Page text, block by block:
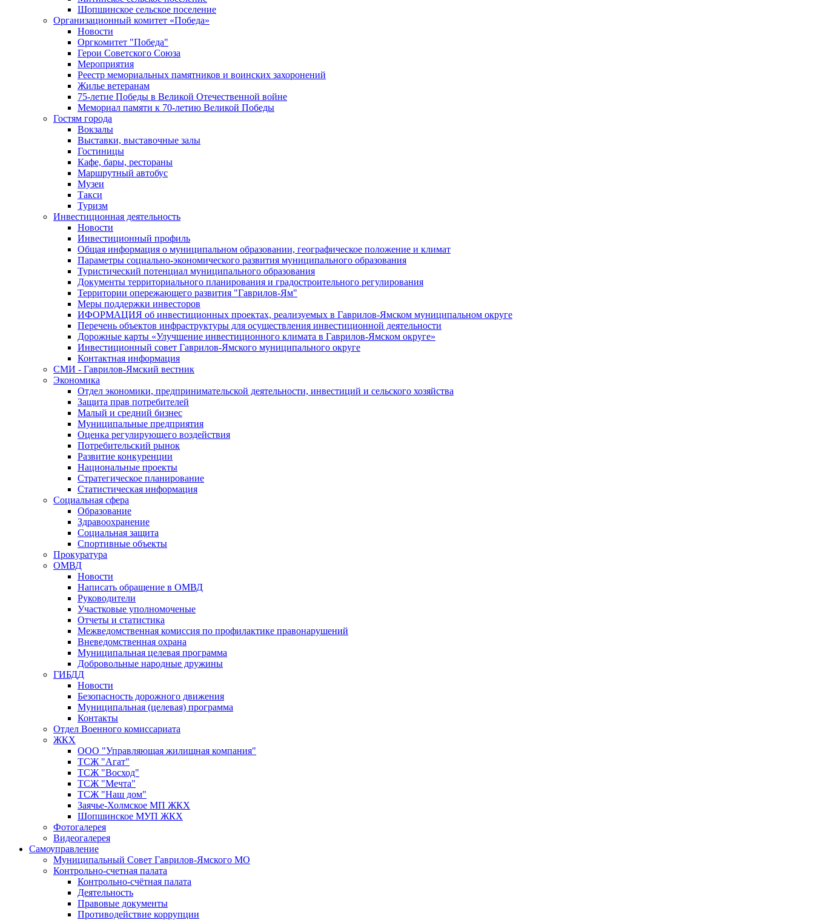
Шопшинское сельское поселение
Организационный комитет «Победа»
Новости
Оргкомитет "Победа"
Герои Советского Союза
Мероприятия
Реестр мемориальных памятников и воинских захоронений
Жилье ветеранам
75-летие Победы в Великой Отечественной войне
Мемориал памяти к 70-летию Великой Победы
Гостям города
Вокзалы
Выставки, выставочные залы
Гостиницы
Кафе, бары, рестораны
Маршрутный автобус
Музеи
Такси
Туризм
Инвестиционная деятельность
Новости
Инвестиционный профиль
Общая информация о муниципальном образовании, географическое положение и климат
Параметры социально-экономического развития муниципального образования
Туристический потенциал муниципального образования
Документы территориального планирования и градостроительного регулирования
Территории опережающего развития "Гаврилов-Ям"
Меры поддержки инвесторов
ИФОРМАЦИЯ об инвестиционных проектах, реализуемых в Гаврилов-Ямском муниципальном округе
Перечень объектов инфраструктуры для осуществления инвестиционной деятельности
Дорожные карты «Улучшение инвестиционного климата в Гаврилов-Ямском округе»
Инвестиционный совет Гаврилов-Ямского муниципального округе
Контактная информация
СМИ - Гаврилов-Ямский вестник
Экономика
Отдел экономики, предпринимательской деятельности, инвестиций и сельского хозяйства
Защита прав потребителей
Малый и средний бизнес
Муниципальные предприятия
Оценка регулирующего воздействия
Потребительский рынок
Развитие конкуренции
Национальные проекты
Стратегическое планирование
Статистическая информация
Социальная сфера
Образование
Здравоохранение
Социальная защита
Спортивные объекты
Прокуратура
ОМВД
Новости
Написать обращение в ОМВД
Руководители
Участковые уполномоченые
Отчеты и статистика
Межведомственная комиссия по профилактике правонарушений
Вневедомственная охрана
Муниципальная целевая программа
Добровольные народные дружины
ГИБДД
Новости
Безопасность дорожного движения
Муниципальная (целевая) программа
Контакты
Отдел Военного комиссариата
ЖКХ
ООО "Управляющая жилищная компания"
ТСЖ "Агат"
ТСЖ "Восход"
ТСЖ "Мечта"
ТСЖ "Наш дом"
Заячье-Холмское МП ЖКХ
Шопшинское МУП ЖКХ
Фотогалерея
Видеогалерея
Самоуправление
Муниципальный Совет Гаврилов-Ямского МО
Контрольно-счетная палата
Контрольно-счётная палата
Деятельность
Правовые документы
Противодействие коррупции